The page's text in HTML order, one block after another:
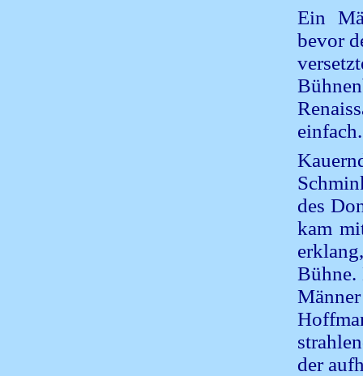
Ein
bevor
einfach.
des
kam
Bühne.
der